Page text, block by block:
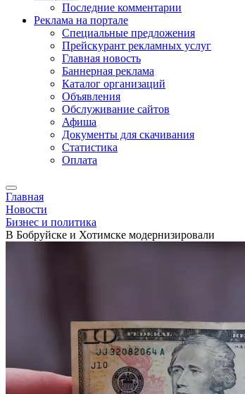
Последние комментарии
Реклама на портале
Специальные предложения
Прейскурант рекламных услуг
Главная новость
Баннерная реклама
Каталог организаций
Объявления
Обслуживание сайтов
Афиша
Документы для скачивания
Статистика
Оплата
Главная
Новости
Бизнес и политика
В Бобруйске и Хотимске модернизировали